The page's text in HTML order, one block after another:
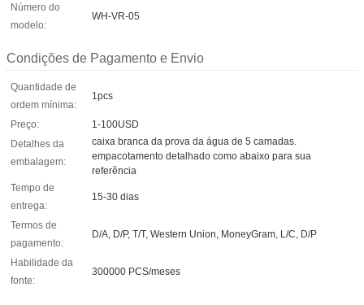
Número do
modelo:
WH-VR-05
Condições de Pagamento e Envio
Quantidade de
ordem mínima:
1pcs
Preço:
1-100USD
Detalhes da
embalagem:
caixa branca da prova da água de 5 camadas.
empacotamento detalhado como abaixo para sua
referência
Tempo de
entrega:
15-30 dias
Termos de
pagamento:
D/A, D/P, T/T, Western Union, MoneyGram, L/C, D/P
Habilidade da
fonte:
300000 PCS/meses